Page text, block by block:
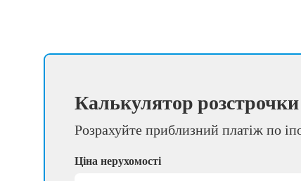
Калькулятор
Розрахуйте приблизний платіж по
Ціна нерухомості